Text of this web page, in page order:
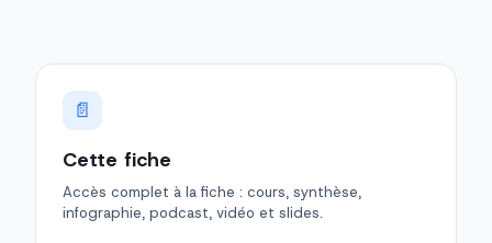
📄
Cette fiche
Accès complet à la fiche : cours, synthèse,
infographie, podcast, vidéo et slides.